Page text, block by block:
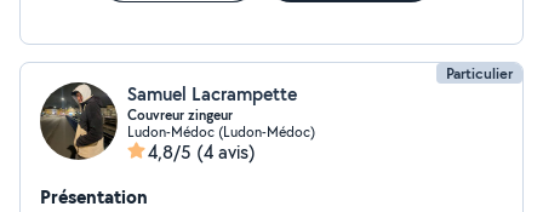
Particulier
Samuel Lacrampette
Couvreur zingeur
Ludon-Médoc (Ludon-Médoc)
4,8/5 (4 avis)
Présentation